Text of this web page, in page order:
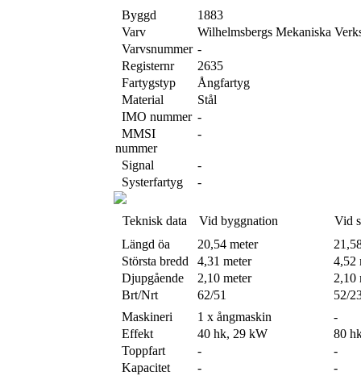
Byggd
1883
Varv
Wilhelmsbergs Mekaniska
Varvsnummer -
Registernr
2635
Fartygstyp
Ångfartyg
Material
Stål
IMO nummer -
MMSI
nummer
-
Signal
-
Systerfartyg
-
Teknisk data Vid byggnation
Vid
Längd öa
20,54 meter
Största bredd
4,31 meter
4,52
Djupgående
2,10 meter
2,10
Brt/Nrt
62/51
52/
Maskineri
1 x ångmaskin
-
Effekt
40 hk, 29 kW
80
Toppfart
-
-
Kapacitet
- -